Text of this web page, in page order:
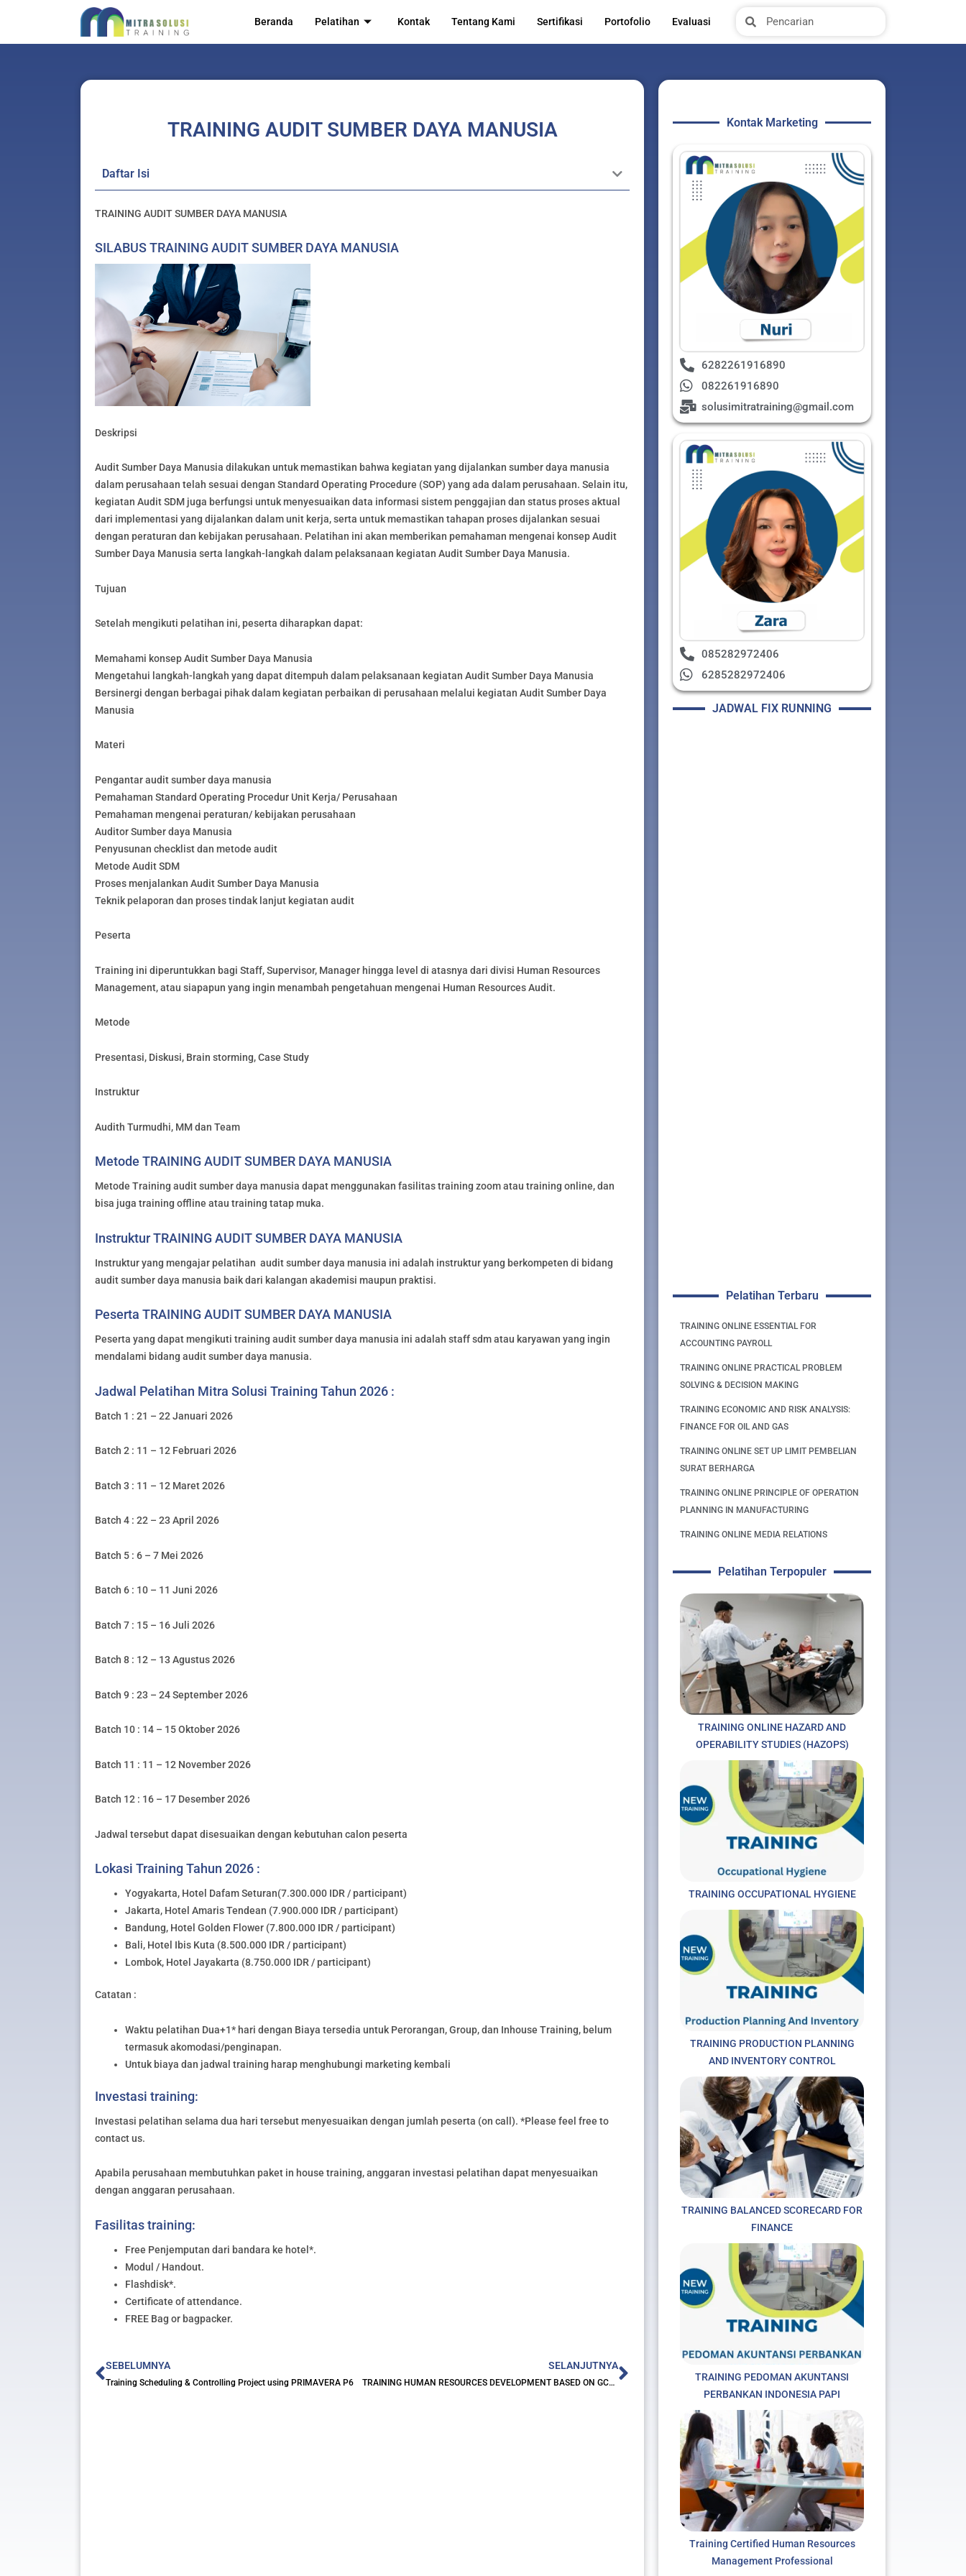
content
Beranda Pelatihan Kontak Tentang Kami Sertifikasi Portofolio Evaluasi SearchSearch
TRAINING AUDIT SUMBER DAYA MANUSIA
Daftar Isi
TRAINING AUDIT SUMBER DAYA MANUSIA
SILABUS TRAINING AUDIT SUMBER DAYA MANUSIA
Deskripsi
Audit Sumber Daya Manusia dilakukan untuk memastikan bahwa kegiatan yang dijalankan sumber daya manusia
dalam perusahaan telah sesuai dengan Standard Operating Procedure (SOP) yang ada dalam perusahaan. Selain itu,
kegiatan Audit SDM juga berfungsi untuk menyesuaikan data informasi sistem penggajian dan status proses aktual
dari implementasi yang dijalankan dalam unit kerja, serta untuk memastikan tahapan proses dijalankan sesuai
dengan peraturan dan kebijakan perusahaan. Pelatihan ini akan memberikan pemahaman mengenai konsep Audit
Sumber Daya Manusia serta langkah-langkah dalam pelaksanaan kegiatan Audit Sumber Daya Manusia.
Tujuan
Setelah mengikuti pelatihan ini, peserta diharapkan dapat:
Memahami konsep Audit Sumber Daya Manusia
Mengetahui langkah-langkah yang dapat ditempuh dalam pelaksanaan kegiatan Audit Sumber Daya Manusia
Bersinergi dengan berbagai pihak dalam kegiatan perbaikan di perusahaan melalui kegiatan Audit Sumber Daya
Manusia
Materi
Pengantar audit sumber daya manusia
Pemahaman Standard Operating Procedur Unit Kerja/ Perusahaan
Pemahaman mengenai peraturan/ kebijakan perusahaan
Auditor Sumber daya Manusia
Penyusunan checklist dan metode audit
Metode Audit SDM
Proses menjalankan Audit Sumber Daya Manusia
Teknik pelaporan dan proses tindak lanjut kegiatan audit
Peserta
Training ini diperuntukkan bagi Staff, Supervisor, Manager hingga level di atasnya dari divisi Human Resources
Management, atau siapapun yang ingin menambah pengetahuan mengenai Human Resources Audit.
Metode
Presentasi, Diskusi, Brain storming, Case Study
Instruktur
Audith Turmudhi, MM dan Team
Metode TRAINING AUDIT SUMBER DAYA MANUSIA
Metode Training audit sumber daya manusia dapat menggunakan fasilitas training zoom atau training online, dan
bisa juga training offline atau training tatap muka.
Instruktur TRAINING AUDIT SUMBER DAYA MANUSIA
Instruktur yang mengajar pelatihan audit sumber daya manusia ini adalah instruktur yang berkompeten di bidang
audit sumber daya manusia baik dari kalangan akademisi maupun praktisi.
Peserta TRAINING AUDIT SUMBER DAYA MANUSIA
Peserta yang dapat mengikuti training audit sumber daya manusia ini adalah staff sdm atau karyawan yang ingin
mendalami bidang audit sumber daya manusia.
Jadwal Pelatihan Mitra Solusi Training Tahun 2026 :
Batch 1 : 21 – 22 Januari 2026
Batch 2 : 11 – 12 Februari 2026
Batch 3 : 11 – 12 Maret 2026
Batch 4 : 22 – 23 April 2026
Batch 5 : 6 – 7 Mei 2026
Batch 6 : 10 – 11 Juni 2026
Batch 7 : 15 – 16 Juli 2026
Batch 8 : 12 – 13 Agustus 2026
Batch 9 : 23 – 24 September 2026
Batch 10 : 14 – 15 Oktober 2026
Batch 11 : 11 – 12 November 2026
Batch 12 : 16 – 17 Desember 2026
Jadwal tersebut dapat disesuaikan dengan kebutuhan calon peserta
Lokasi Training Tahun 2026 :
Yogyakarta, Hotel Dafam Seturan(7.300.000 IDR / participant)
Jakarta, Hotel Amaris Tendean (7.900.000 IDR / participant)
Bandung, Hotel Golden Flower (7.800.000 IDR / participant)
Bali, Hotel Ibis Kuta (8.500.000 IDR / participant)
Lombok, Hotel Jayakarta (8.750.000 IDR / participant)
Catatan :
Waktu pelatihan Dua+1* hari dengan Biaya tersedia untuk Perorangan, Group, dan Inhouse Training, belum
termasuk akomodasi/penginapan.
Untuk biaya dan jadwal training harap menghubungi marketing kembali
Investasi training:
Investasi pelatihan selama dua hari tersebut menyesuaikan dengan jumlah peserta (on call). *Please feel free to
contact us.
Apabila perusahaan membutuhkan paket in house training, anggaran investasi pelatihan dapat menyesuaikan
dengan anggaran perusahaan.
Fasilitas training:
Free Penjemputan dari bandara ke hotel*.
Modul / Handout.
Flashdisk*.
Certificate of attendance.
FREE Bag or bagpacker.
Prev
SEBELUMNYA
Training Scheduling & Controlling Project using PRIMAVERA P6
SELANJUTNYA
TRAINING HUMAN RESOURCES DEVELOPMENT BASED ON GCG PRACTICES
Next
Kontak Marketing
6282261916890
082261916890
solusimitratraining@gmail.com
085282972406
6285282972406
JADWAL FIX RUNNING
Pelatihan Terbaru
TRAINING ONLINE ESSENTIAL FOR
ACCOUNTING PAYROLL
TRAINING ONLINE PRACTICAL PROBLEM
SOLVING & DECISION MAKING
TRAINING ECONOMIC AND RISK ANALYSIS:
FINANCE FOR OIL AND GAS
TRAINING ONLINE SET UP LIMIT PEMBELIAN
SURAT BERHARGA
TRAINING ONLINE PRINCIPLE OF OPERATION
PLANNING IN MANUFACTURING
TRAINING ONLINE MEDIA RELATIONS
Pelatihan Terpopuler
TRAINING ONLINE HAZARD AND
OPERABILITY STUDIES (HAZOPS)
TRAINING OCCUPATIONAL HYGIENE
TRAINING PRODUCTION PLANNING
AND INVENTORY CONTROL
TRAINING BALANCED SCORECARD FOR
FINANCE
TRAINING PEDOMAN AKUNTANSI
PERBANKAN INDONESIA PAPI
Training Certified Human Resources
Management Professional